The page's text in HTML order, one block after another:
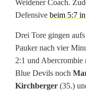
p
o
b
e
Weidener Coach.
Defensive beim 5:7
Drei Tore gingen
Pauker nach vier
2:1 und Abercrombie
Blue Devils noch
Kirchberger (35.)